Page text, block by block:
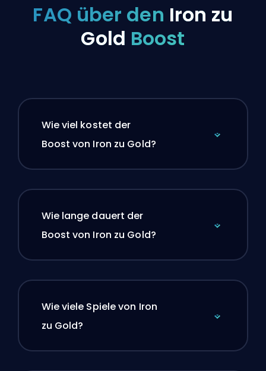
FAQ über den Iron zu
Gold Boost
Wie viel kostet der
Boost von Iron zu Gold?
Wie lange dauert der
Boost von Iron zu Gold?
Wie viele Spiele von Iron
zu Gold?